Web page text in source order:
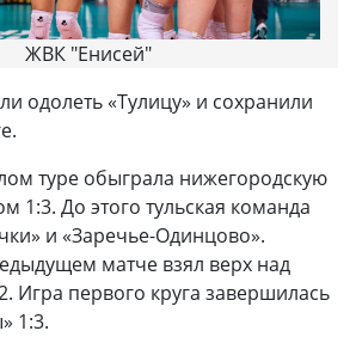
ЖВК "Енисей"
одолеть «Тулицу» и сохранили
туре обыграла нижегородскую
1:3. До этого тульская команда
и «Заречье-Одинцово».
матче взял верх над
Игра первого круга завершилась
1:3.